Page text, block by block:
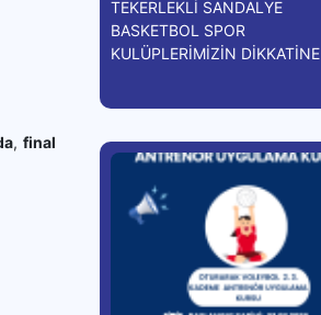
,final
TEKERLEKLİ SANDALYE
BASKETBOL SPOR
KULÜPLERİMİZİN DİKKATİNE